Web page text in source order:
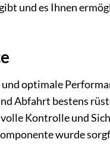
und es Ihnen
optimale
Abfahrt bestens
Kontrolle und
wurde